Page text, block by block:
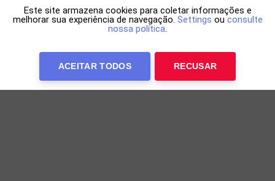
Este site armazena cookies para coletar informações e
melhorar sua experiência de navegação. Settings ou consulte
nossa política.
ACEITAR TODOS RECUSAR